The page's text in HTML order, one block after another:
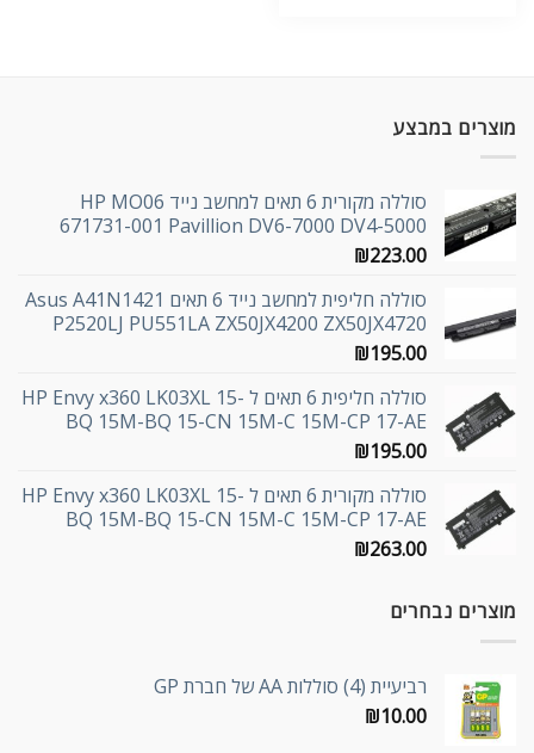
מוצרים במבצע
סוללה מקורית 6 תאים למחשב נייד HP MO06
671731-001 Pavillion DV6-7000 DV4-5000
₪223.00
סוללה חליפית למחשב נייד 6 תאים Asus A41N1421
P2520LJ PU551LA ZX50JX4200 ZX50JX4720
₪195.00
סוללה חליפית 6 תאים ל HP Envy x360 LK03XL 15-
BQ 15M-BQ 15-CN 15M-C 15M-CP 17-AE
₪195.00
סוללה מקורית 6 תאים ל HP Envy x360 LK03XL 15-
BQ 15M-BQ 15-CN 15M-C 15M-CP 17-AE
₪263.00
מוצרים נבחרים
רביעיית (4) סוללות AA של חברת GP
₪10.00